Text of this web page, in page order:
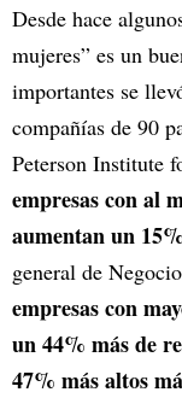
Desde hace
mujeres” es un
importantes se
compañías de 90
Peterson Institute
empresas con al
aumentan un
general de
empresas con
un 44% más de
47% más altos